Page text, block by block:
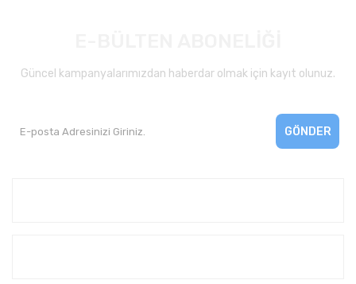
Güncel kampanyalarımızdan haberdar olmak için kayıt olunuz.
GÖNDER